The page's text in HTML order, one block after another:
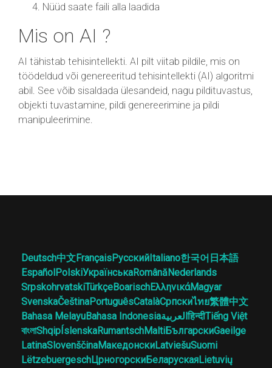
Nüüd saate faili alla laadida
Mis on AI ?
AI tähistab tehisintellekti. AI pilt viitab pildile, mis on
töödeldud või genereeritud tehisintellekti (AI) algoritmi
abil. See võib sisaldada ülesandeid, nagu pildituvastus,
objekti tuvastamine, pildi genereerimine ja pildi
manipuleerimine.
Deutsch中文FrançaisРусскийItaliano한국어 日本語
EspañolPolskiУкраїнськаRomânăNederlands
SrpskohrvatskiTürkçeBoarischΕλληνικάMagyar
SvenskaČeštinaPortuguêsCatalàСрпскиไทย繁體中文
Bahasa MelayuBahasa Indonesiaالعربيةहिन्दीTiếng Việt
বাংলাShqipÍslenskaRumantschMaltiБългарскиGaeilge
LatinaSlovenščinaМакедонскиLatviešuSuomi
LëtzebuergeschЦрногорскиБеларускаяLietuvių